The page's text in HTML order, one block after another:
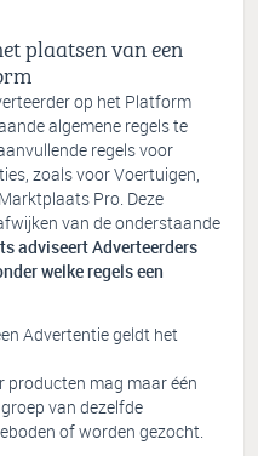
plaatsen van een
op het Platform
algemene regels te
regels voor
zoals voor Voertuigen,
Pro. Deze
van de onderstaande
adviseert Adverteerders
welke regels een
Advertentie geldt het
producten mag maar één
van dezelfde
of worden gezocht.